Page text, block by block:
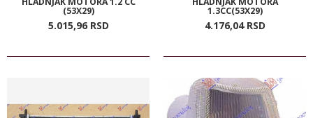
(53X29)
5.015,96 RSD
1.3CC(53X29)
4.176,04 RSD